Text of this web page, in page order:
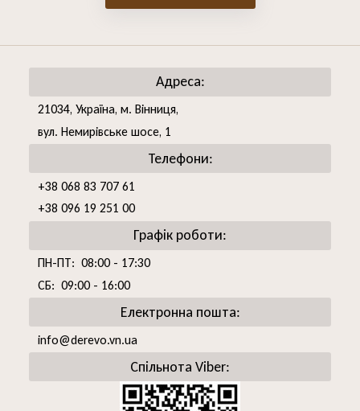
Адреса:
21034, Україна, м. Вінниця,
вул. Немирівське шосе, 1
Телефони:
+38 068 83 707 61
+38 096 19 251 00
Графік роботи:
ПН-ПТ: 08:00 - 17:30
СБ: 09:00 - 16:00
Електронна пошта:
info@derevo.vn.ua
Спільнота Viber: